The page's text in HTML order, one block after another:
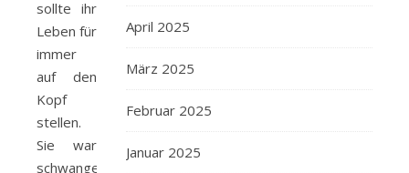
sollte ihr
Leben für
immer
auf den
Kopf
stellen.
Sie war
schwanger
April 2025
März 2025
Februar 2025
Januar 2025